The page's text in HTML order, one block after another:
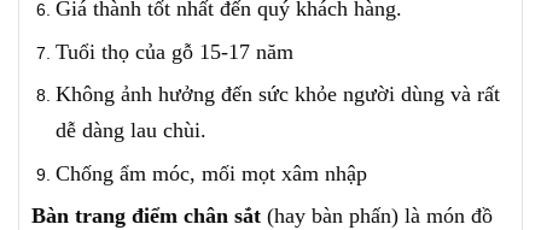
Giá thành tốt nhất đến quý khách hàng.
Tuổi thọ của gỗ 15-17 năm
Không ảnh hưởng đến sức khỏe người dùng và rất
dễ dàng lau chùi.
Chống ẩm móc, mối mọt xâm nhập
Bàn trang điểm chân sắt (hay bàn phấn) là món đồ